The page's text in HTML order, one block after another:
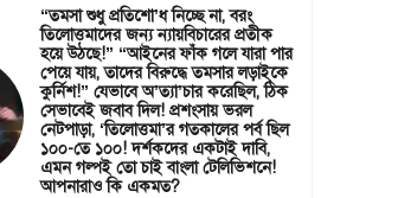
“তমসা শুধু প্রতিশো’ধ নিচ্ছে না, বরং
তিলোত্তমাদের জন্য ন্যায়বিচারের প্রতীক
হয়ে উঠছে!” “আইনের ফাঁক গলে যারা পার
পেয়ে যায়, তাদের বিরুদ্ধে তমসার লড়াইকে
কুর্নিশ!” যেভাবে অ’ত্যা’চার করেছিল, ঠিক
সেভাবেই জবাব দিল! প্রশংসায় ভরল
নেটপাড়া, ‘তিলোত্তমা’র গতকালের পর্ব ছিল
১০০-তে ১০০! দর্শকদের একটাই দাবি,
এমন গল্পই তো চাই বাংলা টেলিভিশনে!
আপনারাও কি একমত?